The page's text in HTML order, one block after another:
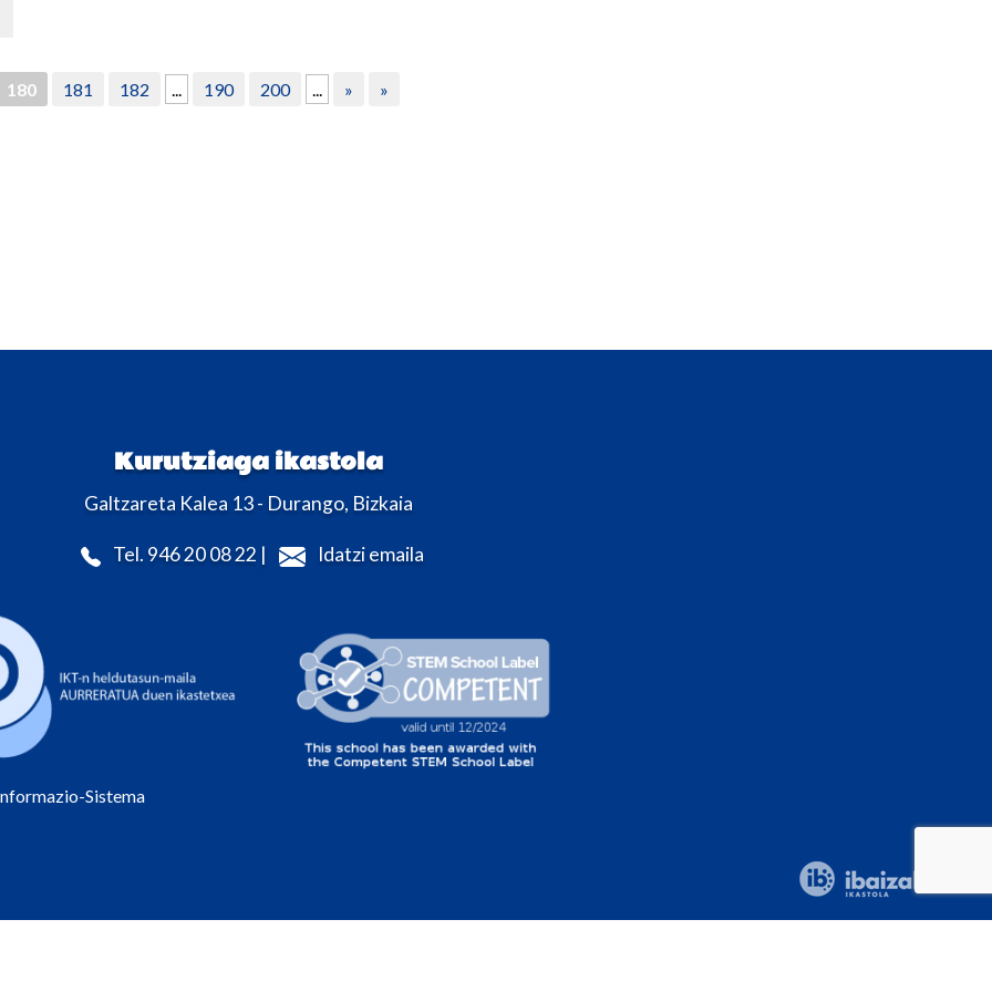
180 181 182 190 200 » »
Kurutziaga ikastola
Galtzareta Kalea 13 - Durango, Bizkaia
Tel. 946 20 08 22 | Idatzi emaila
Sistema